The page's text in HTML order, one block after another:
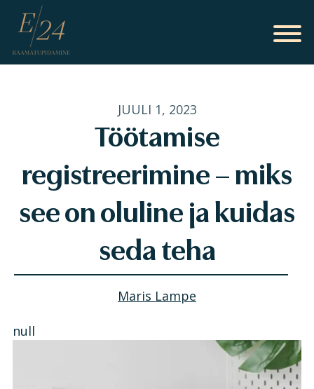
JUULI 1, 2023
Töötamise
registreerimine – miks
see on oluline ja kuidas
seda teha
Maris Lampe
null